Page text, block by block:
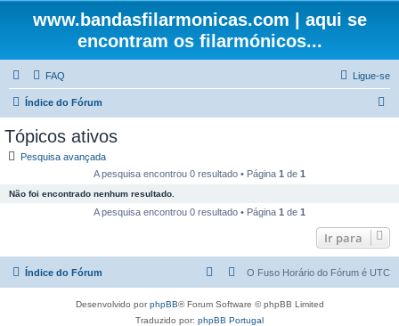
www.bandasfilarmonicas.com | aqui se
encontram os filarmónicos...
FAQ Ligue-se
Índice do Fórum
s
r
Tópicos ativos
Pesquisa avançada
A pesquisa encontrou 0 resultado • Página 1 de 1
Não foi encontrado nenhum resultado.
A pesquisa encontrou 0 resultado • Página 1 de 1
Ir para
Índice do Fórum O Fuso Horário do Fórum é UTC
Desenvolvido porphpBB® Forum Software © phpBB Limited
Traduzido por: phpBB Portugal